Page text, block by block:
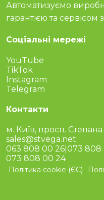
Автоматизуємо
гарантією та сервісом
Соціальні мережі
YouTube
TikTok
Instagram
Telegram
Контакти
м. Київ, просп.
sales@stvega.net
063 808 00 26 073 808
073 808 00 24
Політика cookie (ЄС)